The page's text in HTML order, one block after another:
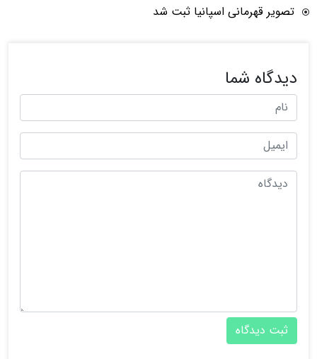
تصویر قهرمانی اسپانیا ثبت شد
دیدگاه شما
ثبت دیدگاه